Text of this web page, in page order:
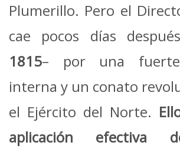
Plumerillo. Pero el
cae pocos días
1815– por una fuerte
interna y un conato
el Ejército del Norte.
aplicación efectiva